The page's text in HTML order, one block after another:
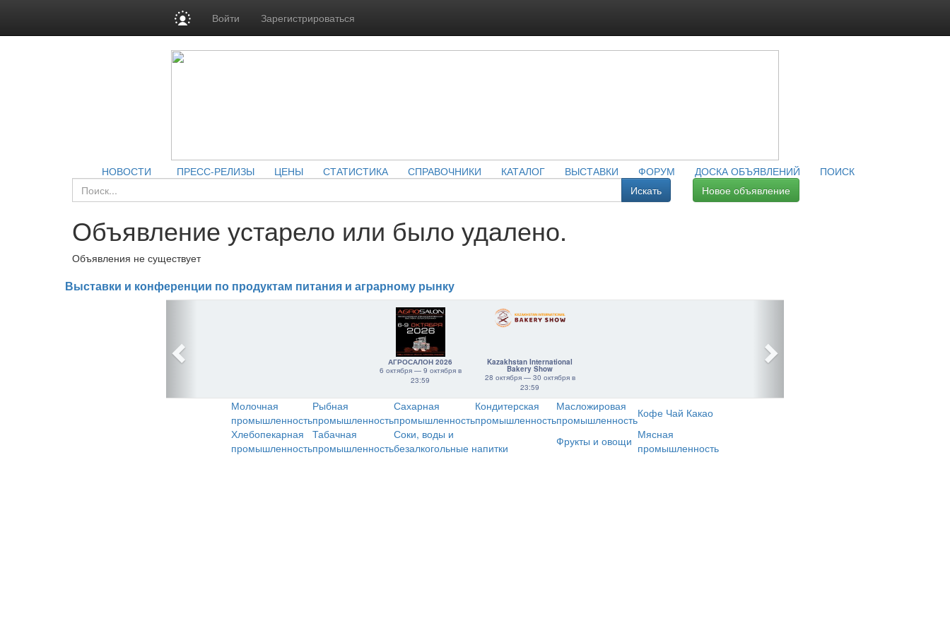
Войти Зарегистрироваться
НОВОСТИ ПРЕСС-РЕЛИЗЫ ЦЕНЫ СТАТИСТИКА СПРАВОЧНИКИ КАТАЛОГ ВЫСТАВКИ ФОРУМ ДОСКА ОБЪЯВЛЕНИЙ
ПОИСК
Искать
Новое объявление
Объявление устарело или было удалено.
Объявления не существует
Выставки и конференции по продуктам питания и аграрному рынку
АГРОСАЛОН 2026
6 октября — 9 октября в
23:59
Kazakhstan International
Bakery Show
28 октября — 30 октября в
23:59
Молочная
промышленность
Рыбная
промышленность
Сахарная
промышленность
Кондитерская
промышленность
Масложировая
промышленностьКофе Чай Какао
Хлебопекарная
промышленность
Табачная
промышленность
Соки, воды и
безалкогольные напитки
Фрукты и овощи Мясная
промышленность